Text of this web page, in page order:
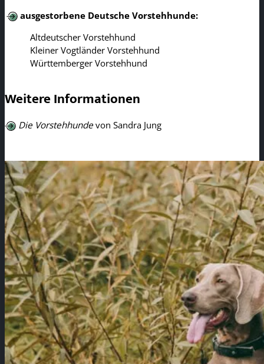
ausgestorbene Deutsche Vorstehhunde:
Altdeutscher Vorstehhund
Kleiner Vogtländer Vorstehhund
Württemberger Vorstehhund
Weitere Informationen
Die Vorstehhundevon Sandra Jung